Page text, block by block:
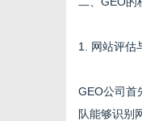
1. 网站评估
GEO公司首
队能够识别